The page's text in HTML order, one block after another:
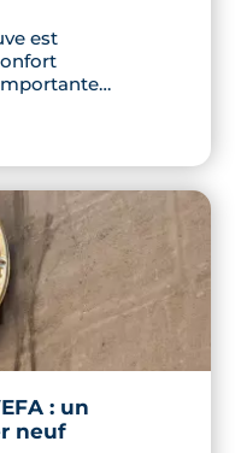
est
On
quelle est
: un
neuf